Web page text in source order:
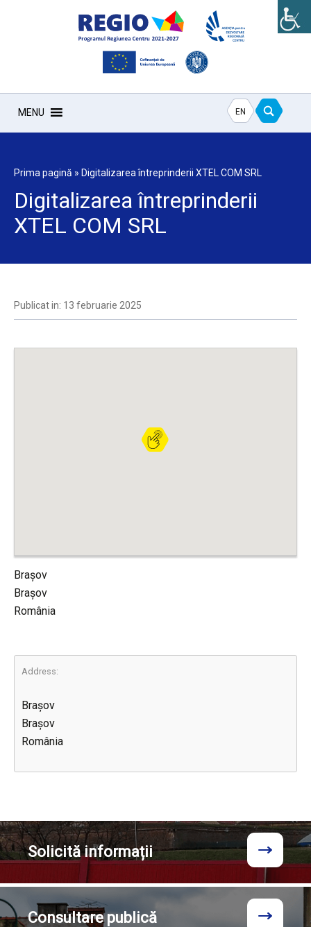
MENU EN
Prima pagină » Digitalizarea întreprinderii XTEL COM SRL
Digitalizarea întreprinderii
XTEL COM SRL
Publicat in: 13 februarie 2025
Brașov
Brașov
România
Address:
Brașov
Brașov
România
Solicităinformații
Consultarepublică